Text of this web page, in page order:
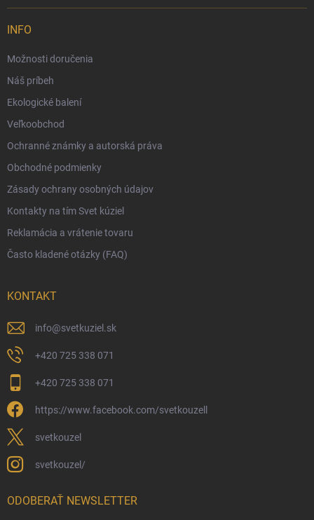
Darčekový radca 🎁
Moja objednávka
Reklamácia a vrátenie tovaru
Vernostný program
Veľkoobchod
Ekologické balenie objednávok
Obchodné podmienky
Zásady ochrany osobných údajov
INFO
Možnosti doručenia
Náš príbeh
Ekologické balení
Veľkoobchod
Ochranné známky a autorská práva
Obchodné podmienky
Zásady ochrany osobných údajov
Kontakty na tím Svet kúziel
Reklamácia a vrátenie tovaru
Často kladené otázky (FAQ)
KONTAKT
info@svetkuziel.sk
+420 725 338 071
+420 725 338 071
https://www.facebook.com/svetkouzell
svetkouzel
svetkouzel/
ODOBERAŤ NEWSLETTER